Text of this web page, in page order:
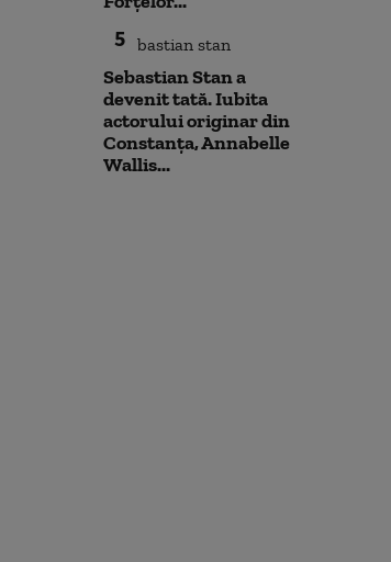
bărbatul agresiv atunci când
5
Sebastian Stan a
devenit tată. Iubita
actorului originar din
Constanța, Annabelle
Wallis...